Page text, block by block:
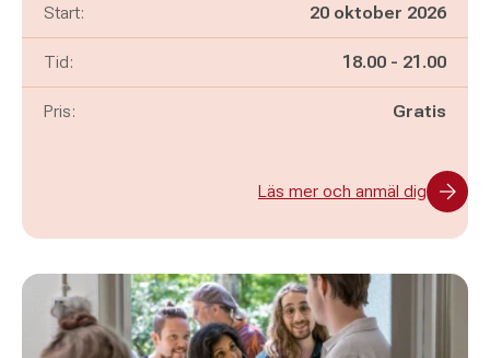
Start: 20 oktober 2026
Tid: Pågår mellan
18.00 - och
21.00
Pris: Gratis
Läs mer och anmäl dig